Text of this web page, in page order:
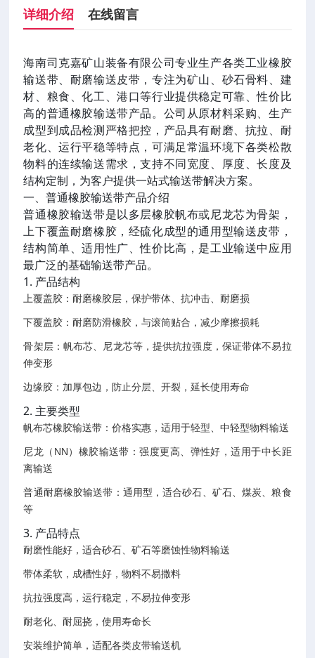
详细介绍 在线留言
海南司克嘉矿山装备有限公司专业生产各类工业橡胶
输送带、耐磨输送皮带，专注为矿山、砂石骨料、建
材、粮食、化工、港口等行业提供稳定可靠、性价比
高的普通橡胶输送带产品。公司从原材料采购、生产
成型到成品检测严格把控，产品具有耐磨、抗拉、耐
老化、运行平稳等特点，可满足常温环境下各类松散
物料的连续输送需求，支持不同宽度、厚度、长度及
结构定制，为客户提供一站式输送带解决方案。
一、普通橡胶输送带产品介绍
普通橡胶输送带是以多层橡胶帆布或尼龙芯为骨架，
上下覆盖耐磨橡胶，经硫化成型的通用型输送皮带，
结构简单、适用性广、性价比高，是工业输送中应用
最广泛的基础输送带产品。
1. 产品结构
上覆盖胶：耐磨橡胶层，保护带体、抗冲击、耐磨损
下覆盖胶：耐磨防滑橡胶，与滚筒贴合，减少摩擦损耗
骨架层：帆布芯、尼龙芯等，提供抗拉强度，保证带体不易拉
伸变形
边缘胶：加厚包边，防止分层、开裂，延长使用寿命
2. 主要类型
帆布芯橡胶输送带：价格实惠，适用于轻型、中轻型物料输送
尼龙（NN）橡胶输送带：强度更高、弹性好，适用于中长距
离输送
普通耐磨橡胶输送带：通用型，适合砂石、矿石、煤炭、粮食
等
3. 产品特点
耐磨性能好，适合砂石、矿石等磨蚀性物料输送
带体柔软，成槽性好，物料不易撒料
抗拉强度高，运行稳定，不易拉伸变形
耐老化、耐屈挠，使用寿命长
安装维护简单，适配各类皮带输送机